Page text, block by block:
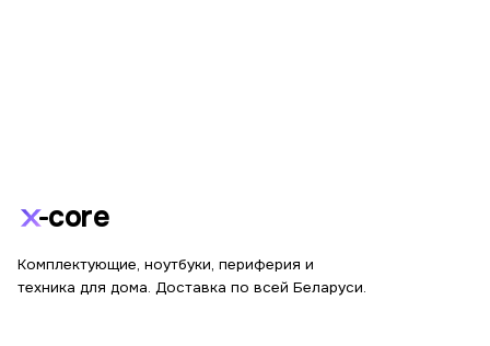
core
Комплектующие, ноутбуки, периферия и
техника для дома. Доставка по всей Беларуси.